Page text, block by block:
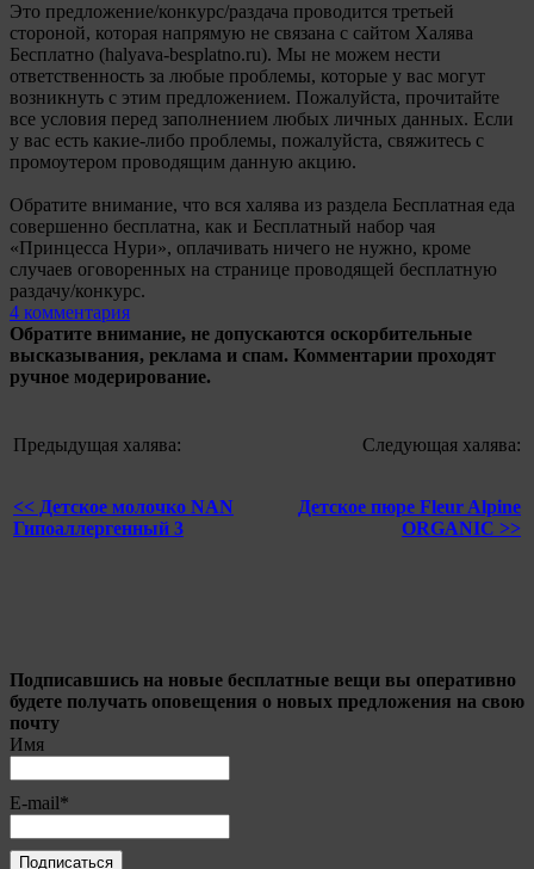
Это предложение/конкурс/раздача проводится третьей
стороной, которая напрямую не связана с сайтом Халява
Бесплатно (halyava-besplatno.ru). Мы не можем нести
ответственность за любые проблемы, которые у вас могут
возникнуть с этим предложением. Пожалуйста, прочитайте
все условия перед заполнением любых личных данных. Если
у вас есть какие-либо проблемы, пожалуйста, свяжитесь с
промоутером проводящим данную акцию.
Обратите внимание, что вся халява из раздела Бесплатная еда
совершенно бесплатна, как и Бесплатный набор чая
«Принцесса Нури», оплачивать ничего не нужно, кроме
случаев оговоренных на странице проводящей бесплатную
раздачу/конкурс.
4 комментария
Обратите внимание, не допускаются оскорбительные
высказывания, реклама и спам. Комментарии проходят
ручное модерирование.
Предыдущая халява:
<< Детское молочко NAN
Гипоаллергенный 3
Следующая халява:
Детское пюре Fleur Alpine
ORGANIC >>
Подписавшись на новые бесплатные вещи вы оперативно
будете получать оповещения о новых предложения на свою
почту
Имя
E-mail*